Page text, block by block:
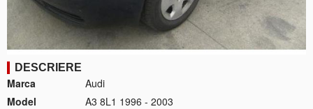
DESCRIERE
Marca
Audi
Model
A3 8L1 1996 - 2003